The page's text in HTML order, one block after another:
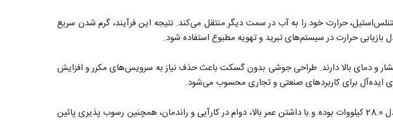
حرارت خود را به آب در سمت دیگر منتقل می‌کند. نتیجه این فرآیند، گرم شدن سریع
حرارت در سیستم‌های تبرید و تهویه مطبوع استفاده شود.
بالایی در برابر خوردگی، فشار و دمای بالا دارند. طراحی جوشی بدون گسکت باعث حذف نیاز به سرویس‌های مکرر و افزایش
ایده‌آل برای کاربردهای صنعتی و تجاری محسوب می‌شود.
مبدلهــای صفحه ای (اواپراتور) گاز به آب هایواتر کد HW 52-48-8 دارای ظرفیت 8 تن تبرید معادل 28.0 کیلووات بوده و با داشتن عمر بالا، دوام در کارآیی و راندمان، همچنین رسوب پذیری پائین